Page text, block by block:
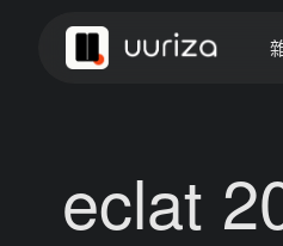
eclat